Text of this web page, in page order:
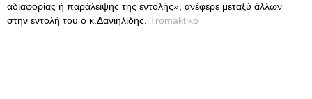
αδιαφορίας ή παράλειψης της εντολής», ανέφερε μεταξύ άλλων
στην εντολή του ο κ.Δανιηλίδης. Tromaktiko